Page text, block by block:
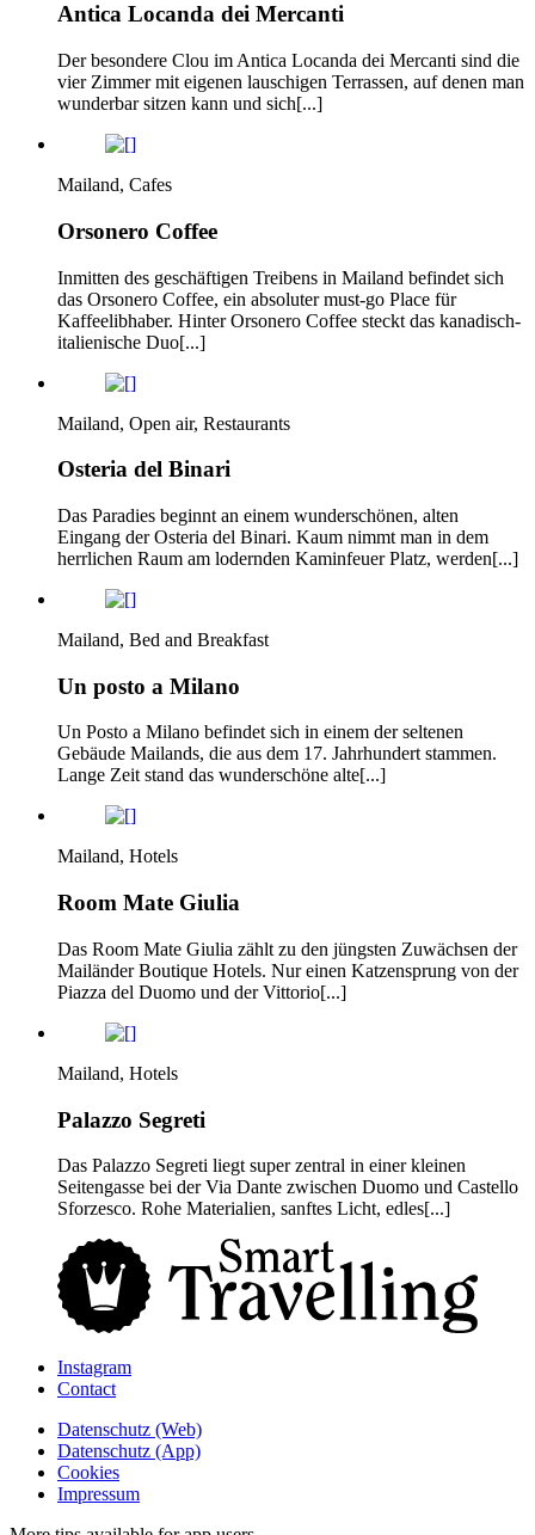
Antica Locanda dei Mercanti
Der besondere Clou im Antica Locanda dei Mercanti sind die
vier Zimmer mit eigenen lauschigen Terrassen, auf denen man
wunderbar sitzen kann und sich[...]
Mailand, Cafes
Orsonero Coffee
Inmitten des geschäftigen Treibens in Mailand befindet sich
das Orsonero Coffee, ein absoluter must-go Place für
Kaffeelibhaber. Hinter Orsonero Coffee steckt das kanadisch-
italienische Duo[...]
Mailand, Open air, Restaurants
Osteria del Binari
Das Paradies beginnt an einem wunderschönen, alten
Eingang der Osteria del Binari. Kaum nimmt man in dem
herrlichen Raum am lodernden Kaminfeuer Platz, werden[...]
Mailand, Bed and Breakfast
Un posto a Milano
Un Posto a Milano befindet sich in einem der seltenen
Gebäude Mailands, die aus dem 17. Jahrhundert stammen.
Lange Zeit stand das wunderschöne alte[...]
Mailand, Hotels
Room Mate Giulia
Das Room Mate Giulia zählt zu den jüngsten Zuwächsen der
Mailänder Boutique Hotels. Nur einen Katzensprung von der
Piazza del Duomo und der Vittorio[...]
Mailand, Hotels
Palazzo Segreti
Das Palazzo Segreti liegt super zentral in einer kleinen
Seitengasse bei der Via Dante zwischen Duomo und Castello
Sforzesco. Rohe Materialien, sanftes Licht, edles[...]
Instagram
Contact
Daten­schutz­ (Web)
Daten­schutz­ (App)
Cookies
Impressum